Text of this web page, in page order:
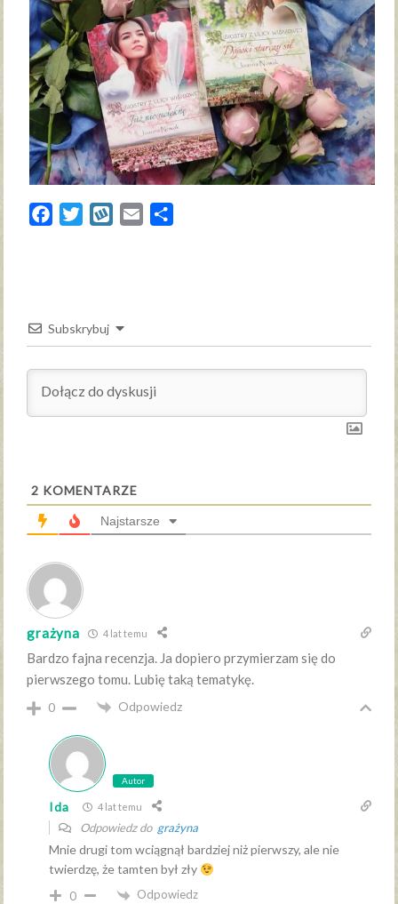
FacebookTwitterWykopEmail
Subskrybuj
2 KOMENTARZE
Najstarsze
grażyna 4 lat temu
Bardzo fajna recenzja. Ja dopiero przymierzam się do
pierwszego tomu. Lubię taką tematykę.
0 Odpowiedz
Autor
Ida 4 lat temu
Odpowiedz do grażyna
Mnie drugi tom wciągnął bardziej niż pierwszy, ale nie
twierdzę, że tamten był zły
0 Odpowiedz